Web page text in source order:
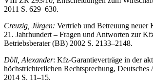
2011 S. 629–630.
Creuzig, Jürgen: Vertrieb und Betreuung neuer
21. Jahrhundert – Fragen und Antworten zur
Betriebsberater (BB) 2002 S. 2133–2148.
Döll, Alexander: Kfz-Garantieverträge in der
höchstrichterlichen Rechtsprechung,
2014 S. 11–15.